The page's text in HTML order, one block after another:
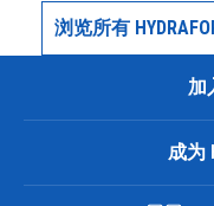
浏览所有
加
成为